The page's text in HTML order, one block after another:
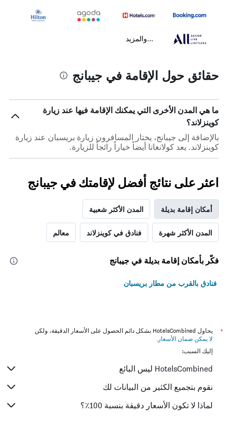
...والمزيد
حقائق حول الإقامة في جيبانج
ما هي المدن الأخرى التي يمكنك الإقامة فيها عند زيارة
كوينزلاند؟
بالإضافة إلى جيبانج، يختار المسافرون زيارة بريسبان عند زيارة
كوينزلاند. يعد كولانغاتا أيضاً خياراً رائجاً للزيارة.
اعثر على نتائج أفضل لإقامتك في جيبانج
أمكان إقامة بديلة المدن الأكثر شعبية
المدن الأكثر شهرة فنادق في كوينزلاند معالم
فكّر بأمكان إقامة بديلة في جيبانج
فنادق بالقرب من مطار بريسبان
*
يحاول HotelsCombined بشكل دائم الحصول على الأسعار الدقيقة، ولكن
لا يمكن ضمان الأسعار .
إليك السبب:
HotelsCombined ليس البائع
نقوم بتجميع الكثير من البيانات لك
لماذا لا تكون الأسعار دقيقة بنسبة 100٪؟